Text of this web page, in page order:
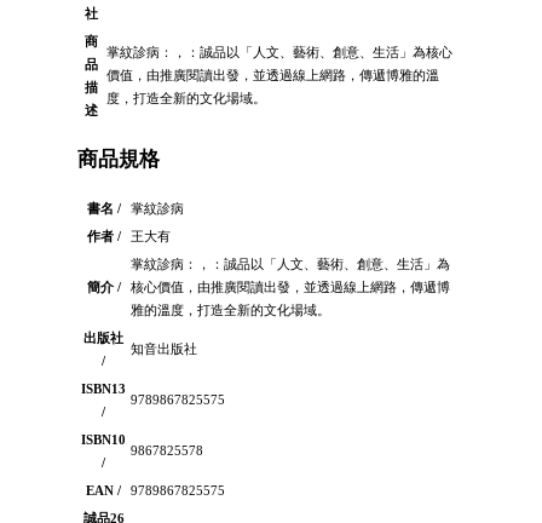
社
商
品
描
述
掌紋診病：，：誠品以「人文、藝術、創意、生活」為核心
價值，由推廣閱讀出發，並透過線上網路，傳遞博雅的溫
度，打造全新的文化場域。
商品規格
書名 /
掌紋診病
作者 /
王大有
簡介 /
掌紋診病：，：誠品以「人文、藝術、創意、生活」為
核心價值，由推廣閱讀出發，並透過線上網路，傳遞博
雅的溫度，打造全新的文化場域。
出版社
/
知音出版社
ISBN13
/
9789867825575
ISBN10
/
9867825578
EAN /
9789867825575
誠品26